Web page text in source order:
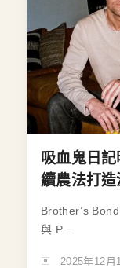
吸血鬼日
續農法打
Brother’s
與 P...
2025年12月